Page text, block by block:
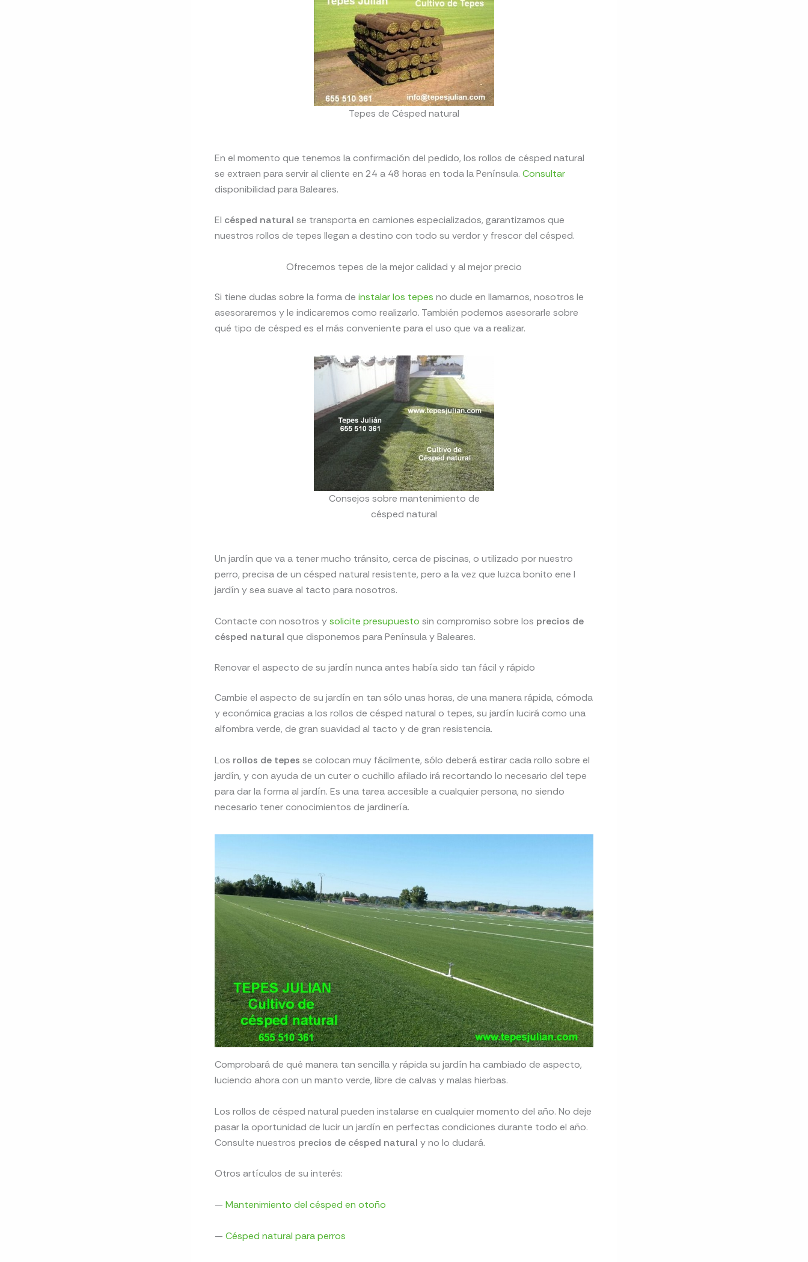
Tepes de Césped natural
En el momento que tenemos la confirmación del pedido, los rollos de césped natural
se extraen para servir al cliente en 24 a 48 horas en toda la Península. Consultar
disponibilidad para Baleares.
El césped natural se transporta en camiones especializados, garantizamos que
nuestros rollos de tepes llegan a destino con todo su verdor y frescor del césped.
Ofrecemos tepes de la mejor calidad y al mejor precio
Si tiene dudas sobre la forma de instalar los tepes no dude en llamarnos, nosotros le
asesoraremos y le indicaremos como realizarlo. También podemos asesorarle sobre
qué tipo de césped es el más conveniente para el uso que va a realizar.
Consejos sobre mantenimiento de
césped natural
Un jardín que va a tener mucho tránsito, cerca de piscinas, o utilizado por nuestro
perro, precisa de un césped natural resistente, pero a la vez que luzca bonito ene l
jardín y sea suave al tacto para nosotros.
Contacte con nosotros ysolicite presupuesto sin compromiso sobre los precios de
césped natural que disponemos para Península y Baleares.
Renovar el aspecto de su jardín nunca antes había sido tan fácil y rápido
Cambie el aspecto de su jardín en tan sólo unas horas, de una manera rápida, cómoda
y económica gracias a los rollos de césped natural o tepes, su jardín lucirá como una
alfombra verde, de gran suavidad al tacto y de gran resistencia.
Los rollos de tepes se colocan muy fácilmente, sólo deberá estirar cada rollo sobre el
jardín, y con ayuda de un cuter o cuchillo afilado irá recortando lo necesario del tepe
para dar la forma al jardín. Es una tarea accesible a cualquier persona, no siendo
necesario tener conocimientos de jardinería.
Comprobará de qué manera tan sencilla y rápida su jardín ha cambiado de aspecto,
luciendo ahora con un manto verde, libre de calvas y malas hierbas.
Los rollos de césped natural pueden instalarse en cualquier momento del año. No deje
pasar la oportunidad de lucir un jardín en perfectas condiciones durante todo el año.
Consulte nuestros precios de césped natural y no lo dudará.
Otros artículos de su interés:
— Mantenimiento del césped en otoño
— Césped natural para perros